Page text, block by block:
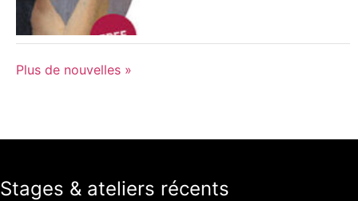
Plus de nouvelles »
Stages & ateliers récents